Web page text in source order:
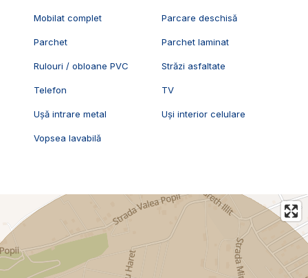
Mobilat complet Parcare deschisă
Parchet Parchet laminat
Rulouri / obloane PVC Străzi asfaltate
Telefon TV
Ușă intrare metal Uși interior celulare
Vopsea lavabilă